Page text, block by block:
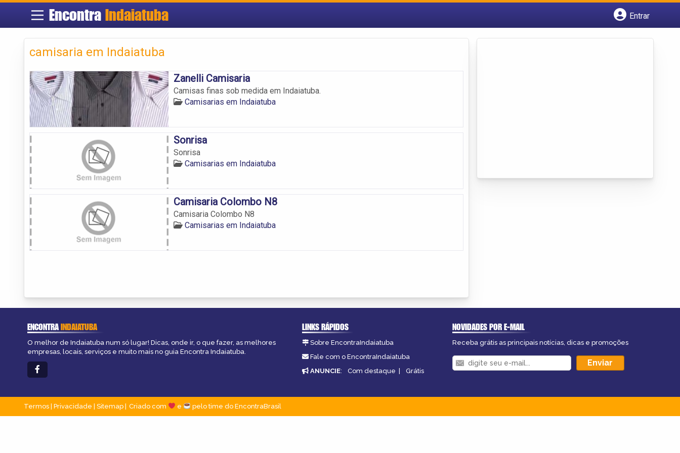
EncontraIndaiatuba
Entrar
camisaria em Indaiatuba
Zanelli Camisaria
Camisas finas sob medida em Indaiatuba.
Camisarias em Indaiatuba
Sonrisa
Sonrisa
Camisarias em Indaiatuba
Camisaria Colombo N8
Camisaria Colombo N8
Camisarias em Indaiatuba
ENCONTRAINDAIATUBA
O melhor de Indaiatuba num só lugar! Dicas, onde ir, o que fazer, as melhores
empresas, locais, serviços e muito mais no guia Encontra Indaiatuba.
LINKS RÁPIDOS
Sobre EncontraIndaiatuba
Fale com o EncontraIndaiatuba
ANUNCIE: Com destaque | Grátis
NOVIDADES POR E-MAIL
Receba grátis as principais notícias, dicas e promoções
Termos Privacidade Sitemap Criado com e pelo time do EncontraBrasil